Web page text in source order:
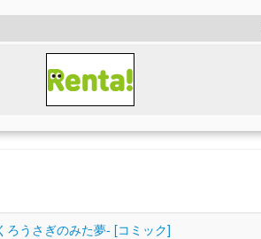
うさぎのみた夢‐ [コミック]